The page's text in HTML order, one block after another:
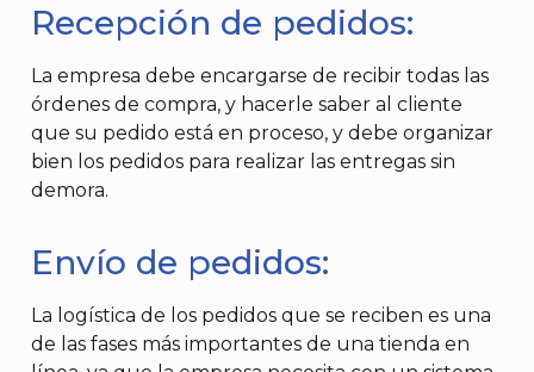
Recepción de pedidos:
La empresa debe encargarse de recibir todas las
órdenes de compra, y hacerle saber al cliente
que su pedido está en proceso, y debe organizar
bien los pedidos para realizar las entregas sin
demora.
Envío de pedidos:
La logística de los pedidos que se reciben es una
de las fases más importantes de una tienda en